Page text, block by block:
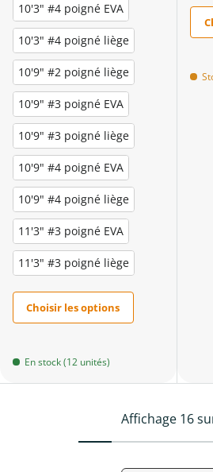
10'3" #4 poigné EVA
10'3" #4 poigné liège
10'9" #2 poigné liège
10'9" #3 poigné EVA
10'9" #3 poigné liège
10'9" #4 poigné EVA
10'9" #4 poigné liège
11'3" #3 poigné EVA
11'3" #3 poigné liège
Choisir les options
En stock (12 unités)
Affichage 16